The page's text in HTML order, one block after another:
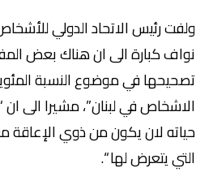
ولفت رئيس الاتحاد الدولي
نواف كبارة الى ان هناك بعض
تصحيحها في موضوع النسبة
الاشخاص في لبنان”، مشيرا الى
حياته لان يكون من ذوي الإعاقة
التي يتعرض لها “.